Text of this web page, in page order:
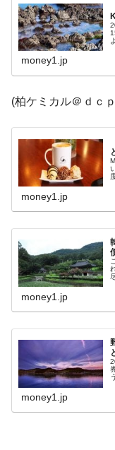
『Money1』
韓国
レイカーも発動！
『Money1』 韓国
夏の甲子
府県とは？
Fact1 今話題の「
Fact1 奇跡の毛色
Fact1
全て勝つと
える賞金とは？
平成仮面
Fact1
発表から2
なスーパーリーグと
Fact1
日本人マス
だった選手とは？
Fact1
甲子園通算
ている意外な選手
Fact1 セレクトセ
money1.jp
(柏ケミカル＠ｄｃ
money1.jp
money1.jp
money1.jp